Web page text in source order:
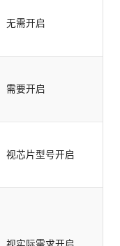
无需开启
需要开启
视芯片型号开启
视实际需求开启